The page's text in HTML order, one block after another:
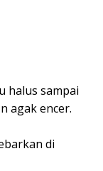
halus sampai
agak encer.
di